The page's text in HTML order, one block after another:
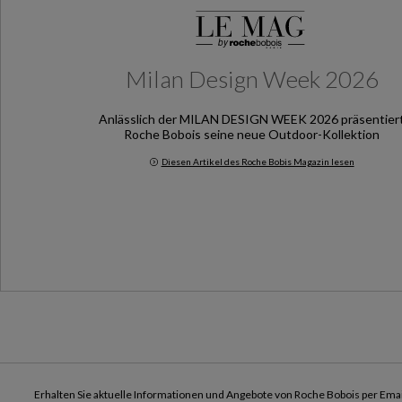
Milan Design Week 2026
Anlässlich der MILAN DESIGN WEEK 2026
Roche Bobois seine neue Outdoor-Kollektion
Diesen Artikel des Roche Bobis Magazin lesen
Milan Design Week 2026
Erhalten Sie aktuelle Informationen und Angebote von Roche Bobois per